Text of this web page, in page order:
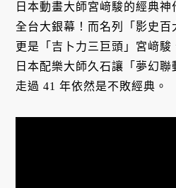
日本動畫大師宮﨑駿的經典
全台大銀幕！而名列「影史百
更是「吉卜力三巨頭」宮﨑
日本配樂大師久石讓「夢幻
走過 41 年依然是不敗經典。